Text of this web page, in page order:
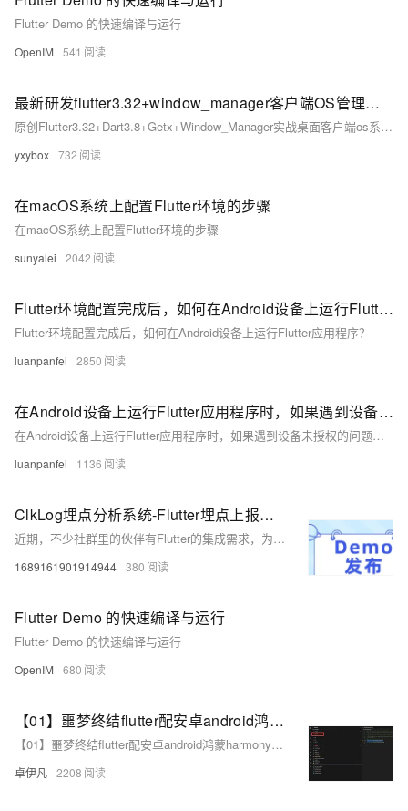
Flutter Demo 的快速编译与运行
OpenIM 541
最新研发flutter3.32+window_manager客户端OS管理系统
原创Flutter3.32+Dart3.8+Getx+Window_Manager实战桌面客户端os系统解决方案。支持macOS和windows两种主题风格、自定义桌面栅格布局。
yxybox 732
在macOS系统上配置Flutter环境的步骤
在macOS系统上配置Flutter环境的步骤
sunyalei 2042
Flutter环境配置完成后，如何在Android设备上运行Flutter应用程序？
Flutter环境配置完成后，如何在Android设备上运行Flutter应用程序？
luanpanfei 2850
在Android设备上运行Flutter应用程序时，如果遇到设备未授权的问题该如何解决？
在Android设备上运行Flutter应用程序时，如果遇到设备未授权的问题该如何解决？
luanpanfei 1136
ClkLog埋点分析系统-Flutter埋点上报攻略
近期，不少社群里的伙伴有Flutter的集成需求，为了让大家能更快、更顺利地完成集成，我们实现了本次demo给大家作为参考。 目前，我们已为主流的第三方框架提供了相应的集成demo，如果您还有其他SDK的验证需求欢迎联系小秘书，我们会尽量给大家提供实现demo。
1689161901914944 380
Flutter Demo 的快速编译与运行
Flutter Demo 的快速编译与运行
OpenIM 680
【01】噩梦终结flutter配安卓android鸿蒙harmonyOS 以及next调试环境配鸿蒙和ios真机调试环境-flutter项目安卓环境配置-gradle-agp-ndkVersion模拟器运行真机测试环境-本地环境搭建-如何快速搭建android本地运行环境-优雅草卓伊凡-很多人在这步就被难倒了
【01】噩梦终结flutter配安卓android鸿蒙harmonyOS 以及next调试环境配鸿蒙和ios真机调试环境-flutter项目安卓环境配置-gradle-agp-ndkVersion模拟器运行真机测试环境-本地环境搭建-如何快速搭建android本地运行环境-优雅草卓伊凡-很多人在这步就被难倒了
卓伊凡 2208